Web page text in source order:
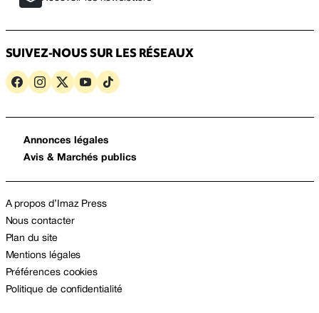
SUIVEZ-NOUS SUR LES RÉSEAUX
Annonces légales
Avis & Marchés publics
A propos d’Imaz Press
Nous contacter
Plan du site
Mentions légales
Préférences cookies
Politique de confidentialité